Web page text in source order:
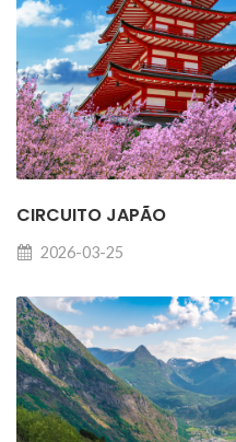
CIRCUITO JAPÃO
2026-03-25